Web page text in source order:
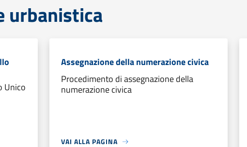
urbanistica
Unico
Assegnazione della numerazione civica
Procedimento di assegnazione della
numerazione civica
VAI ALLA PAGINA